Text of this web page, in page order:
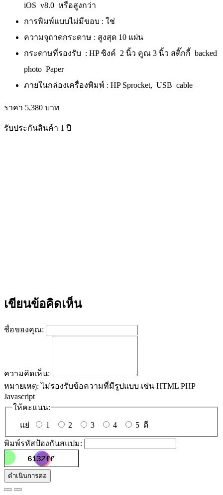
iOS v8.0 หรือสูงกว่า
การพิมพ์แบบไม่มีขอบ : ใช่
ความจุถาดกระดาษ : สูงสุด 10 แผ่น
กระดาษที่รองรับ : HP ซิงค์ 2 นิ้ว คูณ 3 นิ้ว สติ๊กกี้ backed
photo Paper
ภายในกล่องเครื่องพิมพ์ : HP Sprocket, USB cable
ราคา 5,380 บาท
รับประกันสินค้า 1 ปี
เขียนข้อคิดเห็น
ชื่อของคุณ:
ความคิดเห็น:
หมายเหตุ: ไม่รองรับข้อความที่มีรูปแบบ เช่น HTML PHP
Javascript
ให้คะแนน:
แย่ 1 2 3 4 5 ดี
พิมพ์รหัสป้องกันสแปม:
ดำเนินการต่อ